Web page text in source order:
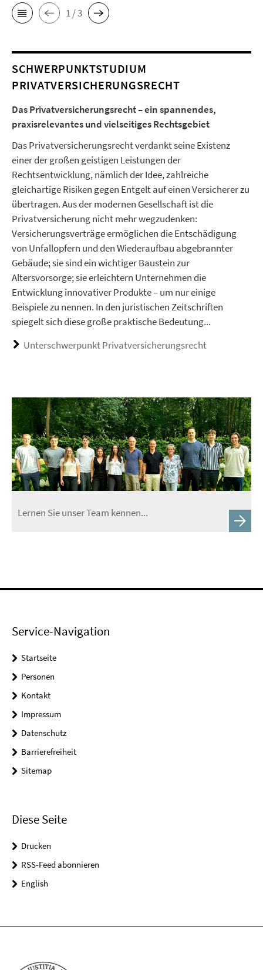
1 / 3
SCHWERPUNKTSTUDIUM
PRIVATVERSICHERUNGSRECHT
Das Privatversicherungsrecht – ein spannendes,
praxisrelevantes und vielseitiges Rechtsgebiet
Das Privatversicherungsrecht verdankt seine Existenz
einer der großen geistigen Leistungen der
Rechtsentwicklung, nämlich der Idee, zahlreiche
gleichartige Risiken gegen Entgelt auf einen Versicherer zu
übertragen. Aus der modernen Gesellschaft ist die
Privatversicherung nicht mehr wegzudenken:
Versicherungsverträge ermöglichen die Entschädigung
von Unfallopfern und den Wiederaufbau abgebrannter
Gebäude; sie sind ein wichtiger Baustein zur
Altersvorsorge; sie erleichtern Unternehmen die
Entwicklung innovativer Produkte – um nur einige
Beispiele zu nennen. In den juristischen Zeitschriften
spiegelt sich diese große praktische Bedeutung...
Unterschwerpunkt Privatversicherungsrecht
Lernen Sie unser Team kennen...
Service-Navigation
Startseite
Personen
Kontakt
Impressum
Datenschutz
Barrierefreiheit
Sitemap
Diese Seite
Drucken
RSS-Feed abonnieren
English